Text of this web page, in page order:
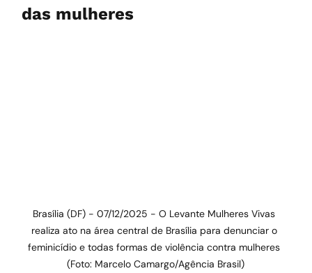
das mulheres
Brasília (DF) - 07/12/2025 - O Levante Mulheres Vivas
realiza ato na área central de Brasília para denunciar o
feminicídio e todas formas de violência contra mulheres
(Foto: Marcelo Camargo/Agência Brasil)